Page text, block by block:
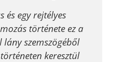
és egy rejtélyes
története ez a
szemszögéből
keresztül